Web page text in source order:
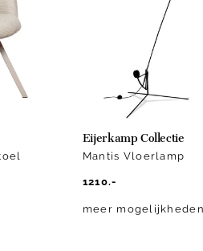
Eijerkamp Collectie
Mantis Vloerlamp
1210.-
meer